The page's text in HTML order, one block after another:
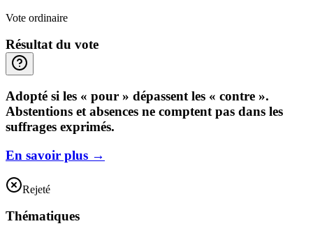
Vote ordinaire
Résultat du vote
Adopté si les « pour » dépassent les « contre ».
Abstentions et absences ne comptent pas dans les
suffrages exprimés.
En savoir plus →
Rejeté
Thématiques